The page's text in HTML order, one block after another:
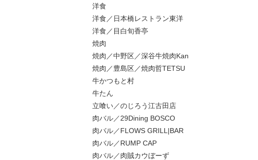
洋食
洋食／日本橋レストラン東洋
洋食／目白旬香亭
焼肉
焼肉／中野区／深谷牛焼肉Kan
焼肉／豊島区／焼肉哲TETSU
牛かつもと村
牛たん
立喰い／のじろう江古田店
肉バル／29Dining BOSCO
肉バル／FLOWS GRILL|BAR
肉バル／RUMP CAP
肉バル／肉賊カウぼーず